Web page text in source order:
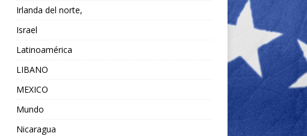
Irlanda del norte,
Israel
Latinoamérica
LIBANO
MEXICO
Mundo
Nicaragua